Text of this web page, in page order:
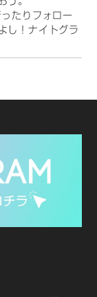
たりフォロー
し！ナイトグラ